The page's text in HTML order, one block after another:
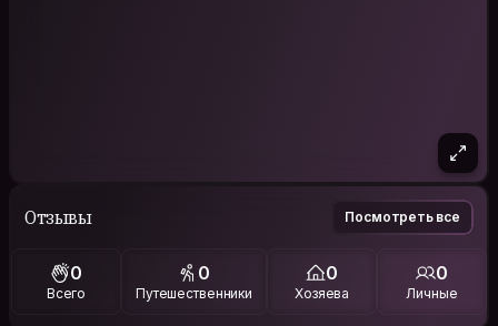
Отзывы Посмотреть все
0
Всего
0
Путешественники
0
Хозяева
0
Личные